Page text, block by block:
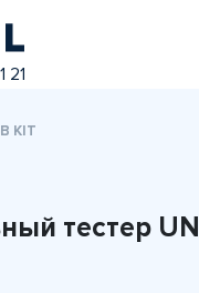
21
KIT
тестер